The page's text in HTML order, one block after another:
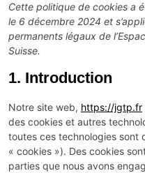
Cette politique de cookies a
le 6 décembre 2024 et
permanents légaux de
Suisse.
1. Introduction
Notre site web, https://jgtp.fr
des cookies et autres
toutes ces technologies sont
« cookies »). Des cookies
parties que nous avons